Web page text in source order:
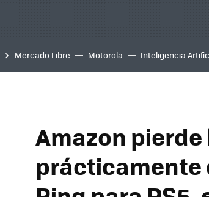
Mercado Libre Motorola Inteligencia
Amazon
prácticamente